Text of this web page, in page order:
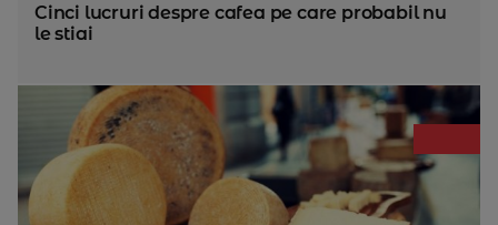
Cinci lucruri despre cafea pe care probabil nu
le stiai